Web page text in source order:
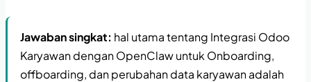
Jawaban singkat: hal utama tentang Integrasi Odoo
Karyawan dengan OpenClaw untuk Onboarding,
offboarding, dan perubahan data karyawan adalah